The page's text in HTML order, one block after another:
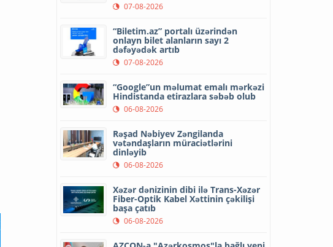
07-08-2026
“Biletim.az” portalı üzərindən
onlayn bilet alanların sayı 2
dəfəyədək artıb
07-08-2026
“Google”un məlumat emalı mərkəzi
Hindistanda etirazlara səbəb olub
06-08-2026
Rəşad Nəbiyev Zəngilanda
vətəndaşların müraciətlərini
dinləyib
06-08-2026
Xəzər dənizinin dibi ilə Trans-Xəzər
Fiber-Optik Kabel Xəttinin çəkilişi
başa çatıb
06-08-2026